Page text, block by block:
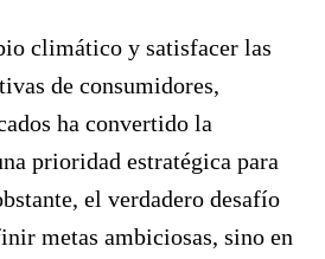
climático y satisfacer las
de consumidores,
ha convertido la
prioridad estratégica para
el verdadero desafío
metas ambiciosas, sino en